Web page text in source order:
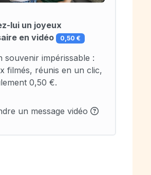
lui un joyeux
en vidéo
0,50 €
souvenir impérissable :
filmés, réunis en un clic,
0,50 €.
un message vidéo